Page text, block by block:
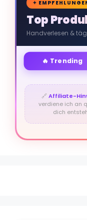
✦
Top
Handverlesen &
🔥 Trending
🔗Affiliate-
verdiene ich an
dich